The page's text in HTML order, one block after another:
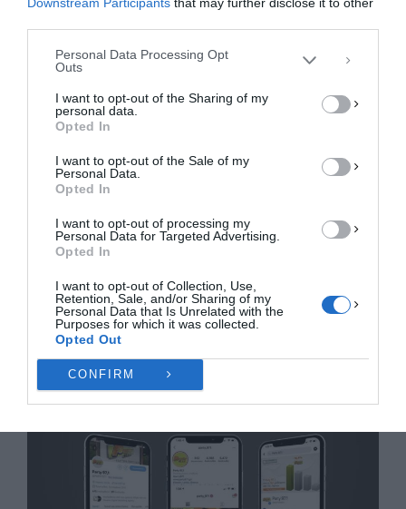
Personal Data Processing Opt
Outs
I want to opt-out of the Sharing of my
personal data.
Opted In
I want to opt-out of the Sale of my
Personal Data.
Opted In
I want to opt-out of processing my
Personal Data for Targeted Advertising.
Opted In
I want to opt-out of Collection, Use,
Retention, Sale, and/or Sharing of my
Personal Data that Is Unrelated with the
Purposes for which it was collected.
Opted Out
CONFIRM
περιήγησης ή μοναδικά αναγνωριστικά σε αυτόν τον ιστότοπο. Η μη
συγκατάθεση ή η ανάκληση της συγκατάθεσης, μπορεί να επηρεάσει
αρνητικά ορισμένες λειτουργίες και δυνατότητες.
ΠΡΟΒΟΛΉ ΠΡΟΤΙΜΉΣΕΩΝ
Πολιτική Cookies